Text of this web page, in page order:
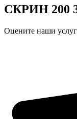
СКРИН 200
Оцените наши